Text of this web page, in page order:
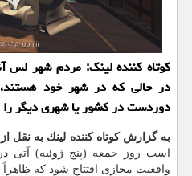
كوتاه كننده لینك: مردم شهر لس
در حالی كه در شهر خود
دوردست در كشور یا شهری دیگر را
به گزارش كوتاه كننده لینك به نقل
است روز جمعه (پنج ژوئیه) آتی
واقعیت مجازی افتتاح شود كه